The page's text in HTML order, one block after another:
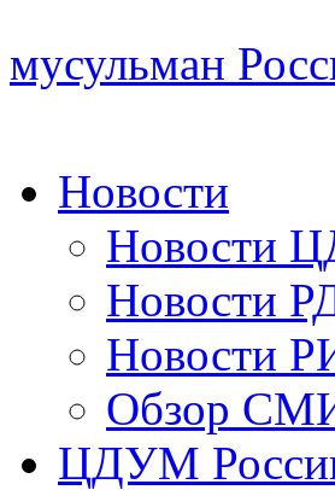
мусульман
Новости
Новости
Новости
Новости
Обзор
ЦДУМ